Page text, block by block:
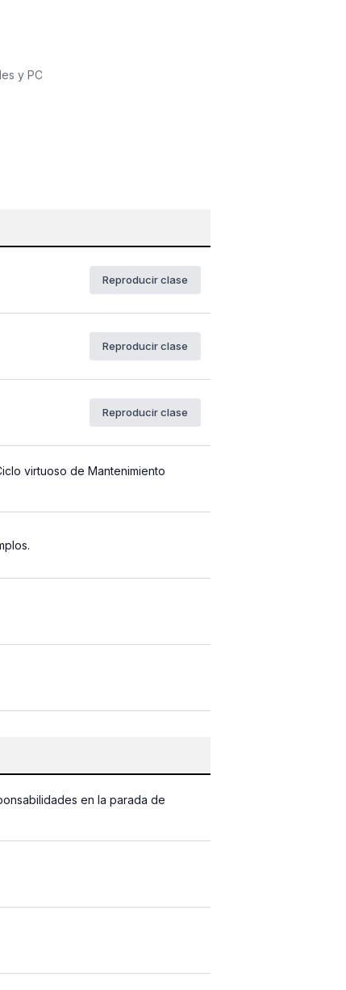
y PC
Reproducir clase
Reproducir clase
Reproducir clase
virtuoso de Mantenimiento
en la parada de